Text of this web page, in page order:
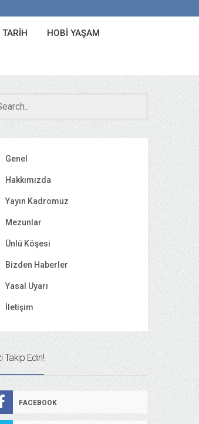
TARIH HOBI YAŞAM
Genel
Hakkımızda
Yayın Kadromuz
Mezunlar
Ünlü Köşesi
Bizden Haberler
Yasal Uyarı
İletişim
Takip Edin!
FACEBOOK